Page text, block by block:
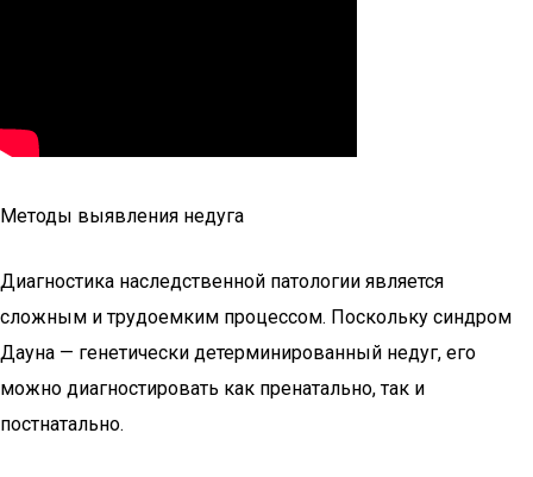
Методы выявления недуга
Диагностика наследственной патологии является
сложным и трудоемким процессом. Поскольку синдром
Дауна — генетически детерминированный недуг, его
можно диагностировать как пренатально, так и
постнатально.